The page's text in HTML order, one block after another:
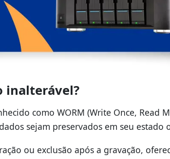
inalterável?
como WORM (Write Once, Read
sejam preservados em seu estado
ou exclusão após a gravação,